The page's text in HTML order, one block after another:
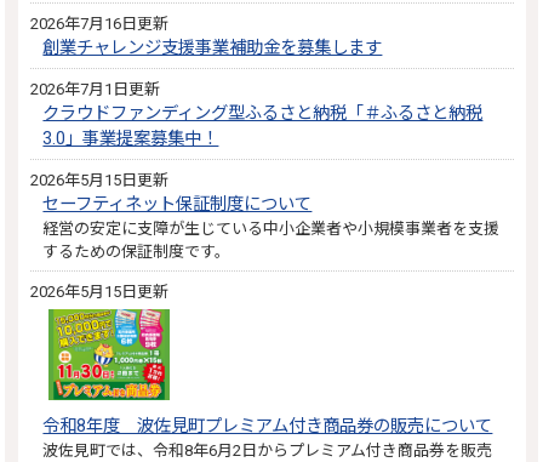
2026年7月16日更新
創業チャレンジ支援事業補助金を募集します
2026年7月1日更新
クラウドファンディング型ふるさと納税「＃ふるさと納税
3.0」事業提案募集中！
2026年5月15日更新
セーフティネット保証制度について
経営の安定に支障が生じている中小企業者や小規模事業者を支援
するための保証制度です。
2026年5月15日更新
令和8年度 波佐見町プレミアム付き商品券の販売について
波佐見町では、令和8年6月2日からプレミアム付き商品券を販売